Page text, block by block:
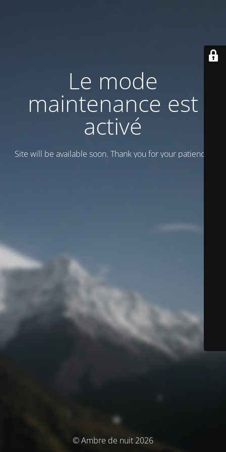
Le mode
maintenance est
activé
Site will be available soon. Thank you for your patience!
© Ambre de nuit 2026